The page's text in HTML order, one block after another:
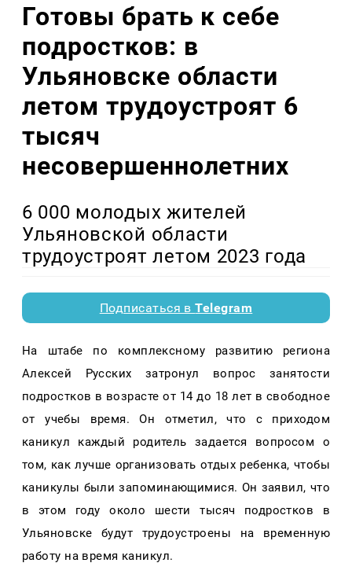
Готовы брать к себе
подростков: в
Ульяновске области
летом трудоустроят 6
тысяч
несовершеннолетних
6 000 молодых жителей
Ульяновской области
трудоустроят летом 2023 года
Подписаться вTelegram
На штабе по комплексному развитию региона
Алексей Русских затронул вопрос занятости
подростков в возрасте от 14 до 18 лет в свободное
от учебы время. Он отметил, что с приходом
каникул каждый родитель задается вопросом о
том, как лучше организовать отдых ребенка, чтобы
каникулы были запоминающимися. Он заявил, что
в этом году около шести тысяч подростков в
Ульяновске будут трудоустроены на временную
работу на время каникул.